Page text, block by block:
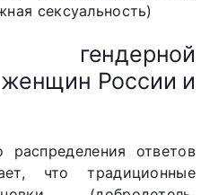
сексуальность)
гендерной
России и
распределения ответов
что традиционные